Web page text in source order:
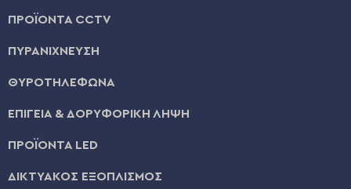
ΠΡΟΪΟΝΤΑ CCTV
ΠΥΡΑΝΙΧΝΕΥΣΗ
ΘΥΡΟΤΗΛΕΦΩΝΑ
ΕΠΙΓΕΙΑ & ΔΟΡΥΦΟΡΙΚΗ ΛΗΨΗ
ΠΡΟΪΟΝΤΑ LED
ΔΙΚΤΥΑΚΟΣ ΕΞΟΠΛΙΣΜΟΣ